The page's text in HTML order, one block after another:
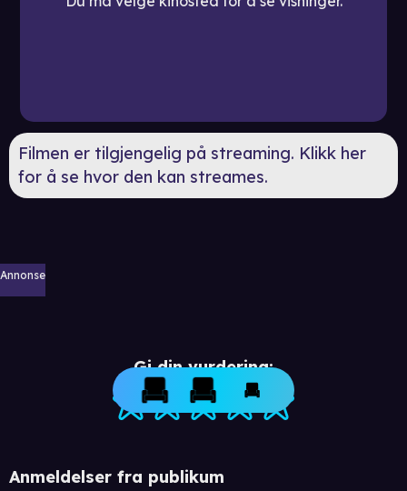
Filmen er tilgjengelig på streaming. Klikk her
for å se hvor den kan streames.
Annonse
Gi din vurdering:
Anmeldelser fra publikum